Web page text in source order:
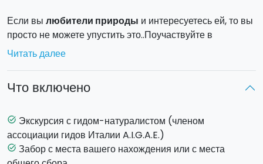
Если вы любители природы и интересуетесь ей, то вы
просто не можете упустить это..Поучаствуйте в
экскурсии на весь день с гидом по натуралистическим
пешеходным тропам необычайной красоты
Эта экскурсия представляет натуралистический,
Пешеходная экскурсия начнется сплоскогорья
Валуны Агримускопосреди гигантских мегалитов
разнообразных форм, сформированных под
воздействием эрозионным влиянием дождей, а также,
Читать далее
Что включено
task_alt Экскурсия с гидом-натуралистом (членом
ассоциации гидов Италии A.I.G.A.E.)
task_alt Забор с места вашего нахождения или с места